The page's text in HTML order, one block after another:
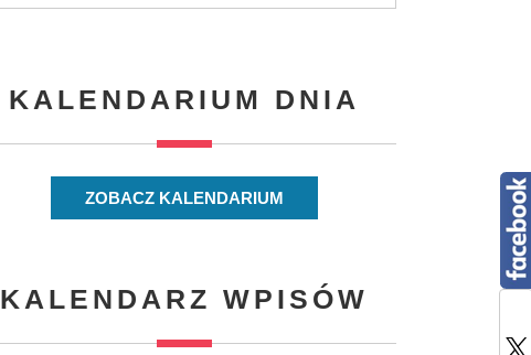
KALENDARIUM DNIA
ZOBACZ KALENDARIUM
KALENDARZ WPISÓW